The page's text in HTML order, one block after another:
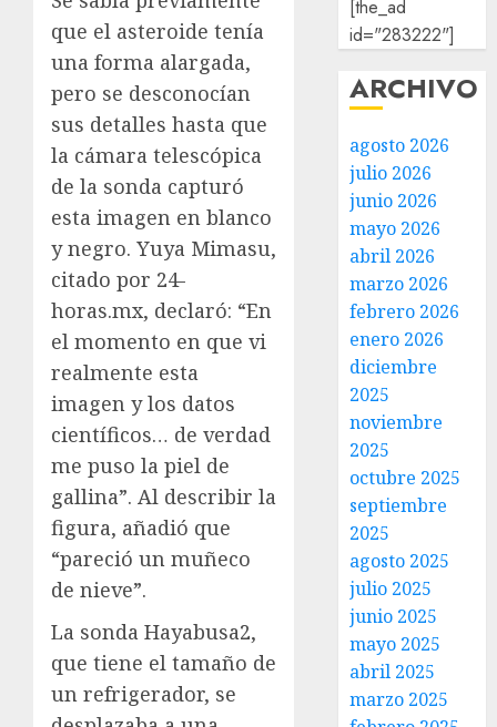
que el asteroide tenía
una forma alargada,
pero se desconocían
sus detalles hasta que
la cámara telescópica
de la sonda capturó
esta imagen en blanco
y negro. Yuya Mimasu,
citado por 24-
horas.mx, declaró: “En
el momento en que vi
realmente esta
imagen y los datos
científicos… de verdad
me puso la piel de
gallina”. Al describir la
figura, añadió que
“pareció un muñeco
de nieve”.
La sonda Hayabusa2,
que tiene el tamaño de
un refrigerador, se
[the_ad
id="283222"]
ARCHIVO
agosto 2026
julio 2026
junio 2026
mayo 2026
abril 2026
marzo 2026
febrero 2026
enero 2026
diciembre
2025
noviembre
2025
octubre 2025
septiembre
2025
agosto 2025
julio 2025
junio 2025
mayo 2025
abril 2025
marzo 2025